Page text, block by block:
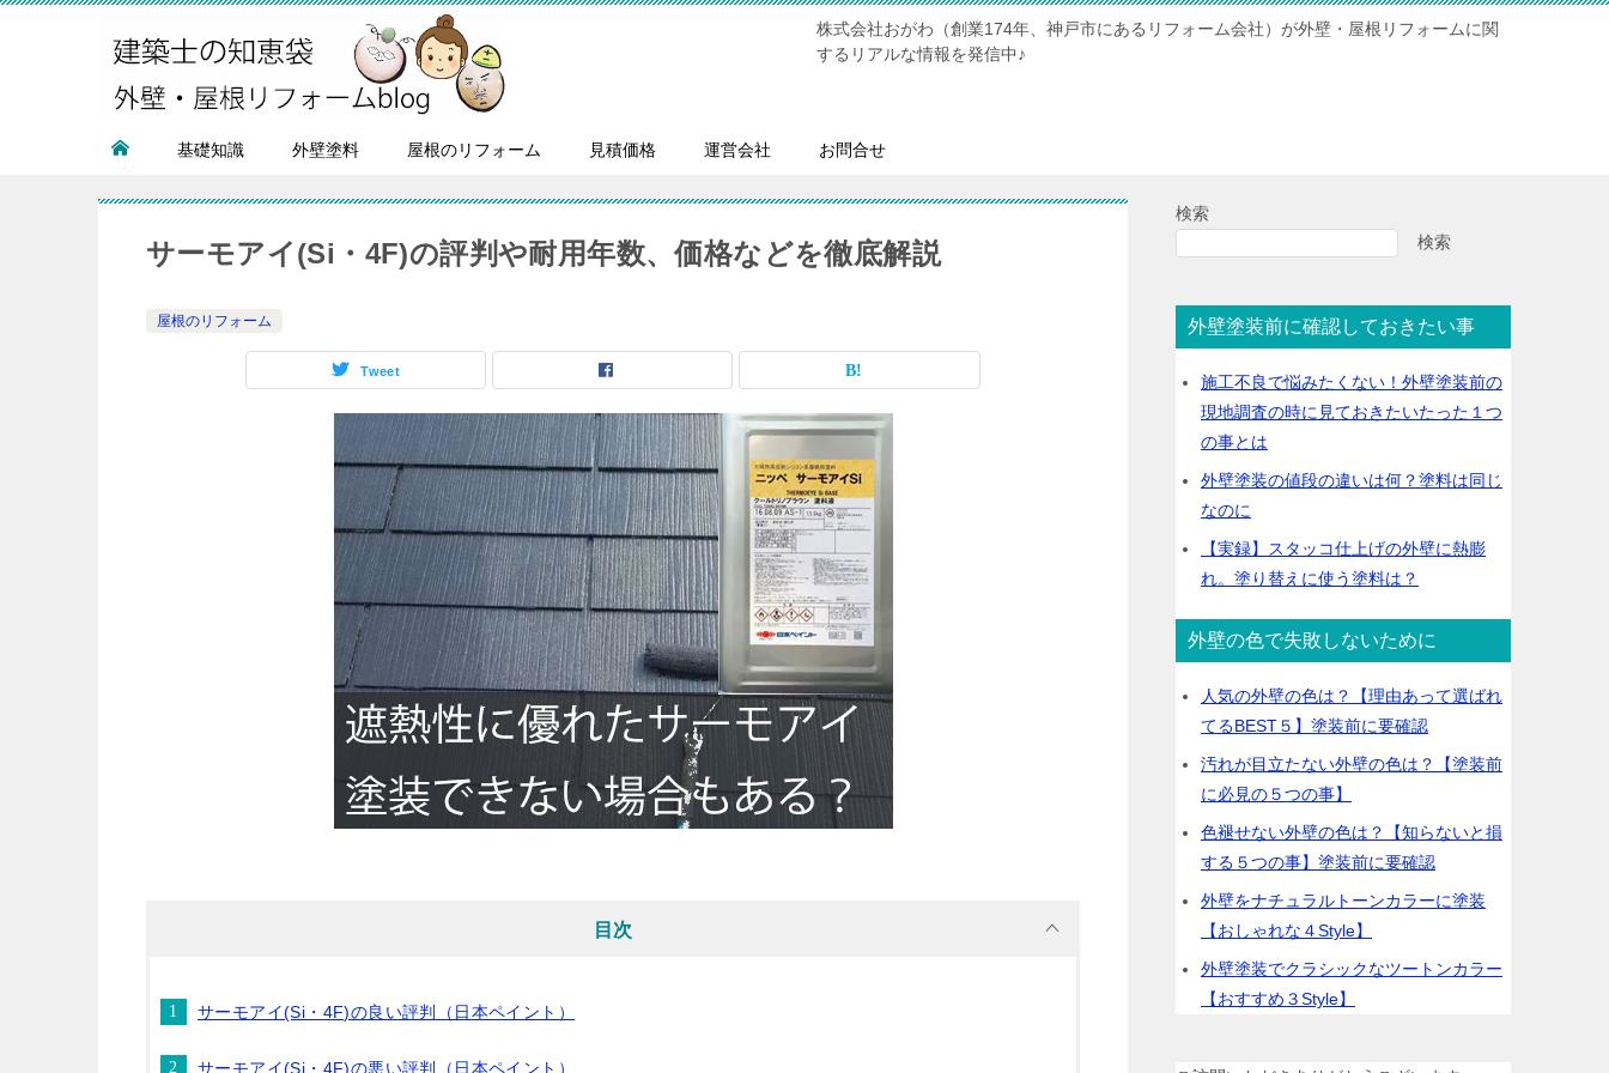
株式会社おがわ（創業174年、神戸市にあるリフォーム会社）が外壁・屋根リフォームに関
するリアルな情報を発信中♪
基礎知識 外壁塗料 屋根のリフォーム 見積価格 運営会社 お問合せ
サーモアイ(Si・4F)の評判や耐用年数、価格などを徹底解説
屋根のリフォーム
Tweet
目次
サーモアイ(Si・4F)の良い評判（日本ペイント）
サーモアイ(Si・4F)の悪い評判（日本ペイント）
検索
検索
外壁塗装前に確認しておきたい事
施工不良で悩みたくない！外壁塗装前の
現地調査の時に見ておきたいたった１つ
の事とは
外壁塗装の値段の違いは何？塗料は同じ
なのに
【実録】スタッコ仕上げの外壁に熱膨
れ。塗り替えに使う塗料は？
外壁の色で失敗しないために
人気の外壁の色は？【理由あって選ばれ
てるBEST５】塗装前に要確認
汚れが目立たない外壁の色は？【塗装前
に必見の５つの事】
色褪せない外壁の色は？【知らないと損
する５つの事】塗装前に要確認
外壁をナチュラルトーンカラーに塗装
【おしゃれな４Style】
外壁塗装でクラシックなツートンカラー
【おすすめ３Style】